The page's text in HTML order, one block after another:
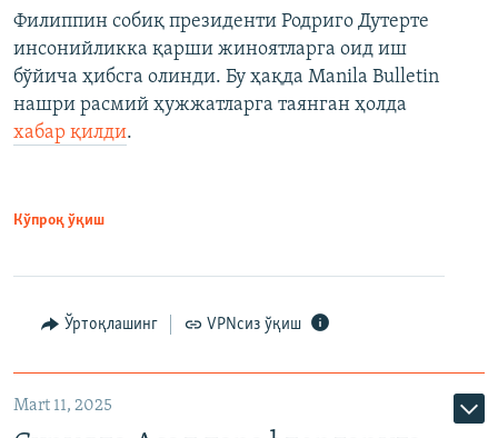
Филиппин собиқ президенти Родриго Дутерте
инсонийликка қарши жиноятларга оид иш
бўйича ҳибсга олинди. Бу ҳақда Manila Bulletin
нашри расмий ҳужжатларга таянган ҳолда
хабар қилди.
Кўпроқ ўқиш
Ўртоқлашинг VPNсиз ўқиш
Mart 11, 2025